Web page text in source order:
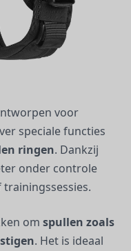
voor
speciale functies
ringen. Dankzij
onder controle
om spullen zoals
. Het is ideaal